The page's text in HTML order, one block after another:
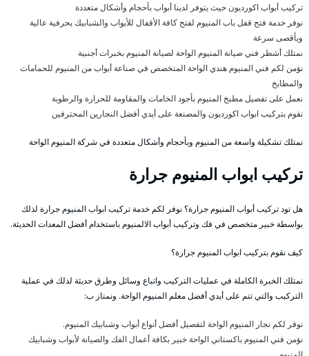
تركيب أبواب اكورديون حيث يتوفر لدينا أبواب بأحجام وأشكال متعددة
نوفر خدمة فتح قفل باب المنيوم لفتح كافة الأقفال للأبواب والشبابيك بحرفية عالية
وبأقصى سرعة
نمتلك أشطر فني صيانة المنيوم الواحة لصيانة المنيوم بخبرات أجنبية
نؤمن لكم فني المنيوم هندي الواحة المتخصص في صناعة أبواب من المنيوم للحمامات
والمطابخ
نعمل على تفصيل مطبخ المنيوم بأجود الخامات والمقاومة للحرارة والرطوبة
نقوم بتركيب ابواب اكورديون والمصنعة على أيدي أفضل النجارين المحترفين
نمتلك تشكيلة واسعة من المنيوم وبأحجام وأشكال متعددة في شركة المنيوم الواحة
تركيب ابواب المنيوم جرارة
هل تود تركيب أبواب المنيوم جرارة؟ نوفر لكم خدمة تركيب ابواب المنيوم جرارة لذلك
بواسطة خبير متخصص في فك وتركيب أبواب الالمنيوم باستخدام أفضل المعدات الحديثة.
كيف نقوم بتركيب ابواب المنيوم جرارة؟
نمتلك الخبرة الكاملة في عمليات التركيب واتباع وسائل وطرق حديثة لذلك في عملية
التركيب والتي تتم على أيدي أفضل معلم المنيوم الواحة. ونمتاز ب:
نوفر لكم نجار المنيوم الواحة لتفصيل أفضل أنواع أبواب وشبابيك المنيوم.
نؤمن فني المنيوم باكستاني الواحة خبير بكافة أعمال الفك والصيانة لأبواب وشبابيك